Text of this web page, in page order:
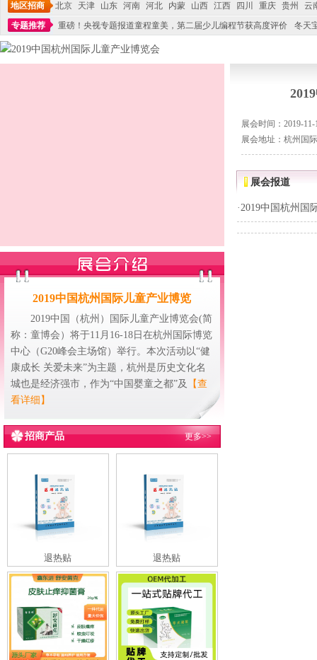
地区招商 北京 天津 山东 河南 河北 内蒙 山西 江西 四川 重庆 贵州
云
专题推荐
重磅！央视专题报道童程童美，第二届少儿编程节获高度评价
冬天
不能再单纯地销售产品,而要向增强服务转型,毕竟母婴产品比较特殊。”
2019中国杭州国际儿童产业博览
2019中国（杭州）国际儿童产业博览会(简
称：童博会）将于11月16-18日在杭州国际博览
中心（G20峰会主场馆）举行。本次活动以“健
康成长 关爱未来”为主题，杭州是历史文化名
城也是经济强市，作为“中国婴童之都”及
【查
看详细】
招商产品 更多>>
退热贴 退热贴
展会时间：2019-11-
展会地址：杭州国
展会报道
·2019中国杭州国